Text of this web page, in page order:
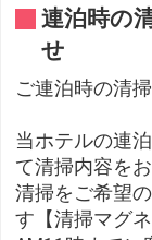
連泊時の
せ
ご連泊時の清
当ホテルの連
て清掃内容を
清掃をご希望
す【清掃マグネ